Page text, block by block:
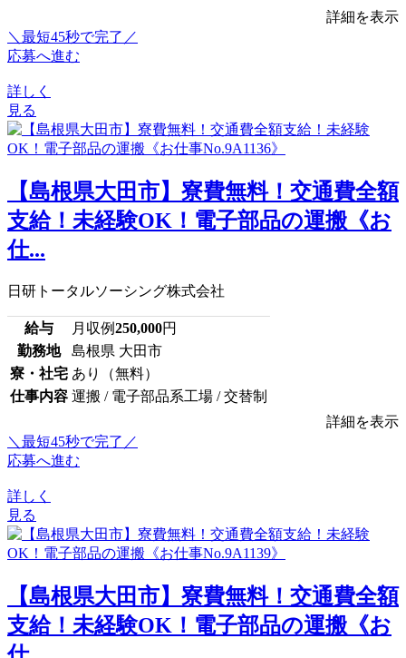
詳細を表示
＼最短45秒で完了／
応募へ進む
詳しく
見る
【島根県大田市】寮費無料！交通費全額
支給！未経験OK！電子部品の運搬《お
仕...
日研トータルソーシング株式会社
給与 月収例250,000円
勤務地
島根県 大田市
寮・社宅 あり（無料）
仕事内容 運搬 / 電子部品系工場 / 交替制
詳細を表示
＼最短45秒で完了／
応募へ進む
詳しく
見る
【島根県大田市】寮費無料！交通費全額
支給！未経験OK！電子部品の運搬《お